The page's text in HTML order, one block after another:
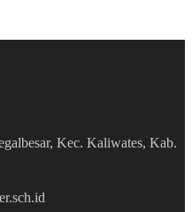
Kec. Kaliwates, Kab.